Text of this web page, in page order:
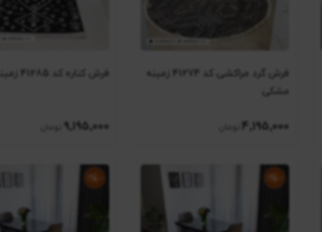
فرش گرد مراکشی کد 41274 زمینه
مشکی
4٬195٬000
فرش کناره کد 41285 زمینه مشکی
9٬195٬000